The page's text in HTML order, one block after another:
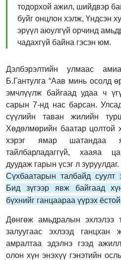
тодорхой ажил, шийдвэр
буйг онцлон хэлж, Үндсэн
эрүүл аюулгүй орчинд
чадахгүй байна гэсэн юм.
Дэлбэрэлтийн улмаас
Б.Гантулга “Аав минь осолд
эмчлүүлж байгаад удаа ч
сарын 7-нд нас барсан.
сүүлийн таван жилийн
Хөдөлмөрийн баатар цолтой
хэрэг ямар шатандаа
тайлбарладаггүй, хааяа
дуудаж гарын үсэг л зуруулдаг.
Сүхбаатарын талбайд суулт
Бид зүгээр явж байгаад
бүхнийг ганцаараа үүрэх
Дөнгөж амьдралын эхлэлээ
залуугаас эхлээд ганцхан
амралтаа эдэлнэ гээд
олон хүн энэхүү гэнэтийн